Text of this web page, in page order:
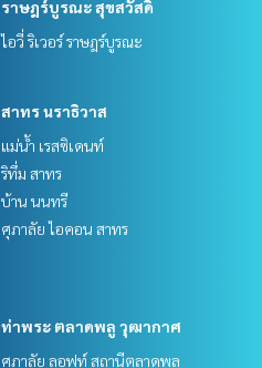
ราษฎร์บูรณะ สุขสวัสดิ์
ไอวี่ ริเวอร์ ราษฎร์บูรณะ
สาทร นราธิวาส
แม่น้ำ เรสซิเดนท์
ริทึ่ม สาทร
บ้าน นนทรี
ศุภาลัย ไอคอน สาทร
ท่าพระ ตลาดพลู วุฒากาศ
ศุภาลัย ลอฟท์ สถานีตลาดพลู